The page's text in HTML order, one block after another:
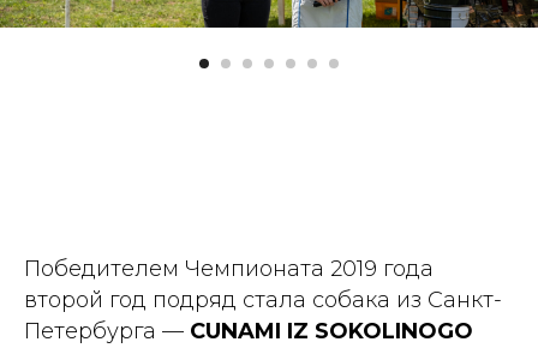
Победителем Чемпионата 2019 года
второй год подряд стала собака из Санкт-
Петербурга — CUNAMI IZ SOKOLINOGO